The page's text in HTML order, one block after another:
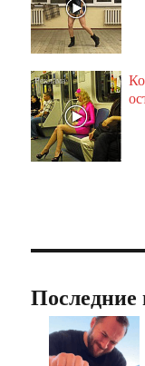
Последние